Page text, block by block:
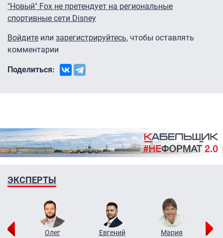
"Новый" Fox не претендует на региональные
спортивные сети Disney
Войдите или зарегистрируйтесь, чтобы оставлять
комментарии
Поделиться:
ЭКСПЕРТЫ
Олег
Евгений
Мария